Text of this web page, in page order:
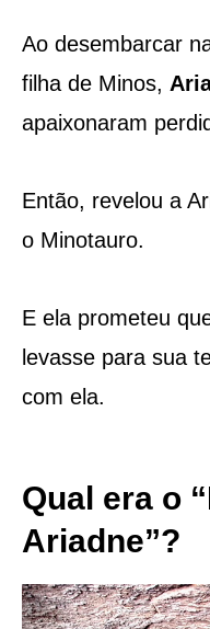
Ao desembarcar
filha de Minos,
apaixonaram
Então, revelou a
o Minotauro.
E ela prometeu
levasse para sua
com ela.
Qual era o
Ariadne”?